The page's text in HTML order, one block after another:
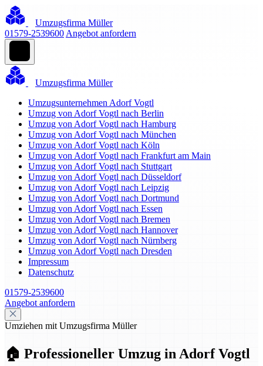
Umzugsfirma Müller
01579-2539600 Angebot anfordern
Umzugsfirma Müller
Umzugsunternehmen Adorf Vogtl
Umzug von Adorf Vogtl nach Berlin
Umzug von Adorf Vogtl nach Hamburg
Umzug von Adorf Vogtl nach München
Umzug von Adorf Vogtl nach Köln
Umzug von Adorf Vogtl nach Frankfurt am Main
Umzug von Adorf Vogtl nach Stuttgart
Umzug von Adorf Vogtl nach Düsseldorf
Umzug von Adorf Vogtl nach Leipzig
Umzug von Adorf Vogtl nach Dortmund
Umzug von Adorf Vogtl nach Essen
Umzug von Adorf Vogtl nach Bremen
Umzug von Adorf Vogtl nach Hannover
Umzug von Adorf Vogtl nach Nürnberg
Umzug von Adorf Vogtl nach Dresden
Impressum
Datenschutz
01579-2539600
Angebot anfordern
Umziehen mit Umzugsfirma Müller
🏠 Professioneller Umzug in Adorf Vogtl